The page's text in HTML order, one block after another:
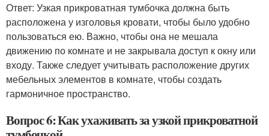
Ответ: Узкая прикроватная тумбочка должна быть
расположена у изголовья кровати, чтобы было удобно
пользоваться ею. Важно, чтобы она не мешала
движению по комнате и не закрывала доступ к окну или
входу. Также следует учитывать расположение других
мебельных элементов в комнате, чтобы создать
гармоничное пространство.
Вопрос 6: Как ухаживать за узкой прикроватной